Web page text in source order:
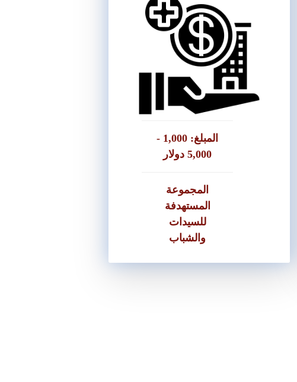
المبلغ: 1,000 -
5,000 دولار
المجموعة
المستهدفة
للسيدات
والشباب
المتطلبات
● شيكات ضمان للقروض فوق 3,000
دولار او ما يعالها بالشيقل
تقديم